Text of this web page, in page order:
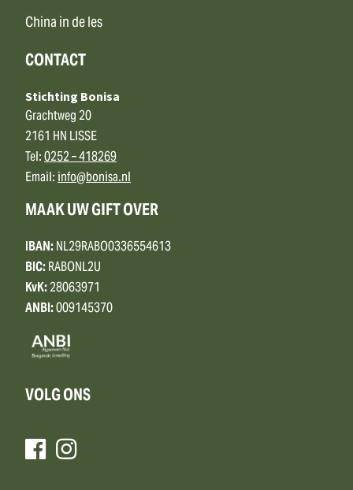
China in de les
CONTACT
Stichting Bonisa
Grachtweg 20
2161 HN LISSE
Tel:0252 – 418269
Email:info@bonisa.nl
MAAK UW GIFT OVER
IBAN:NL29RABO0336554613
BIC:RABONL2U
KvK:28063971
ANBI:009145370
VOLG ONS